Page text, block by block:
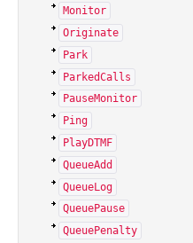
Monitor
Originate
Park
ParkedCalls
PauseMonitor
Ping
PlayDTMF
QueueAdd
QueueLog
QueuePause
QueuePenalty